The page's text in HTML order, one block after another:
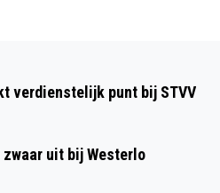
verdienstelijk punt bij STVV
zwaar uit bij Westerlo